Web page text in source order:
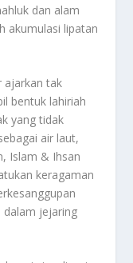
dan alam
akumulasi lipatan
ajarkan tak
bentuk lahiriah
yang tidak
air laut,
Islam & Ihsan
keragaman
dalam jejaring